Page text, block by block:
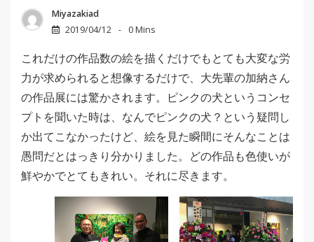
Miyazakiad
2019/04/12
0 Mins
これだけの作品数の絵を描くだけでもとても大変な労
力が求められると想像するだけで、大先輩の加納さん
の作品展には驚かされます。ピンクの犬というコンセ
プトを聞いた時は、なんでピンクの犬？という疑問し
か出てこなかったけど、絵を見た瞬間にそんなことは
愚問だとはっきり分かりました。どの作品も色使いが
鮮やかでとてもきれい。それに尽きます。